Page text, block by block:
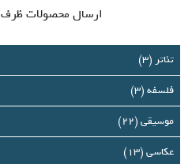
استودیو
فروشگاه
مجله ویدئویی
ارسال محصولات ظرف ۲۴ ساعت کاری
تئاتر (3)
فلسفه (3)
موسیقی (22)
عکاسی (13)